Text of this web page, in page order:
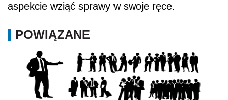
aspekcie wziąć sprawy w swoje ręce.
POWIĄZANE